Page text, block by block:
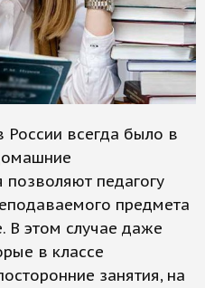
России всегда было в
позволяют педагогу
предмета
В этом случае даже
в классе
занятия, на